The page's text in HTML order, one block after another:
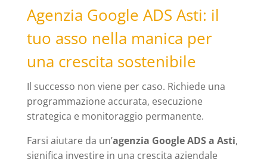
Agenzia Google ADS Asti: il
tuo asso nella manica per
una crescita sostenibile
Il successo non viene per caso. Richiede una
programmazione accurata, esecuzione
strategica e monitoraggio permanente.
Farsi aiutare da un’agenzia Google ADS a Asti,
significa investire in una crescita aziendale